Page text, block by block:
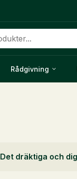
Rådgivning
Det dräktiga och